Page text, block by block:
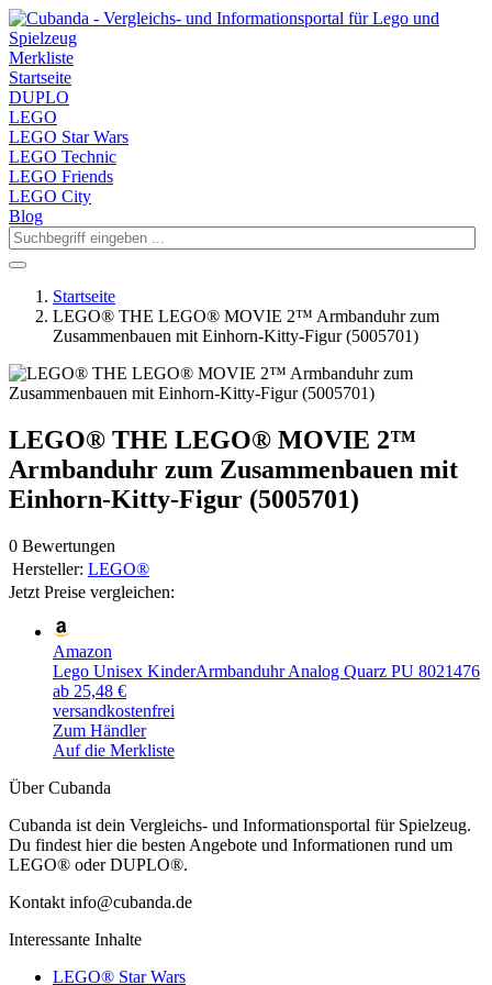
Merkliste
Startseite
DUPLO
LEGO
LEGO Star Wars
LEGO Technic
LEGO Friends
LEGO City
Blog
Startseite
LEGO® THE LEGO® MOVIE 2™ Armbanduhr zum
Zusammenbauen mit Einhorn-Kitty-Figur (5005701)
LEGO® THE LEGO® MOVIE 2™
Armbanduhr zum Zusammenbauen mit
Einhorn-Kitty-Figur (5005701)
0 Bewertungen
Hersteller: LEGO®
Jetzt Preise vergleichen:
Amazon
Lego Unisex KinderArmbanduhr Analog Quarz PU 8021476
ab 25,48 €
versandkostenfrei
Zum Händler
Auf die Merkliste
Über Cubanda
Cubanda ist dein Vergleichs- und Informationsportal für Spielzeug.
Du findest hier die besten Angebote und Informationen rund um
LEGO® oder DUPLO®.
Kontakt info@cubanda.de
Interessante Inhalte
LEGO® Star Wars